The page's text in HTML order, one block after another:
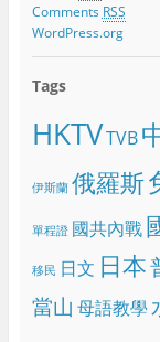
Comments RSS
WordPress.org
Tags
HKTVTVB
伊斯蘭 俄羅斯
單程證 國共內戰
移民 日文 日本
當山 母語教學